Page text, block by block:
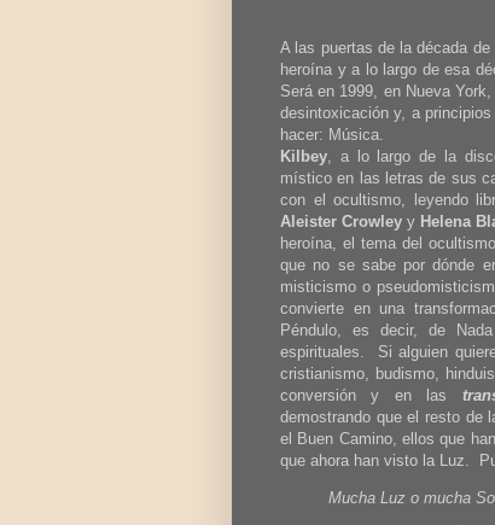
A las puertas de la década de
heroína y a lo largo de esa
Será en 1999, en Nueva
desintoxicación y, a
hacer: Música.
Kilbey , a lo largo de la
místico en las letras de sus
con el ocultismo, leyendo
Aleister Crowley y Helena
heroína, el tema del
que no se sabe por dónde
misticismo o
convierte en una
Péndulo, es decir, de
espirituales. Si alguien
cristianismo, budismo,
conversión y en las
demostrando que el resto de
el Buen Camino, ellos que
que ahora han visto la Luz.
Mucha Luz o mucha